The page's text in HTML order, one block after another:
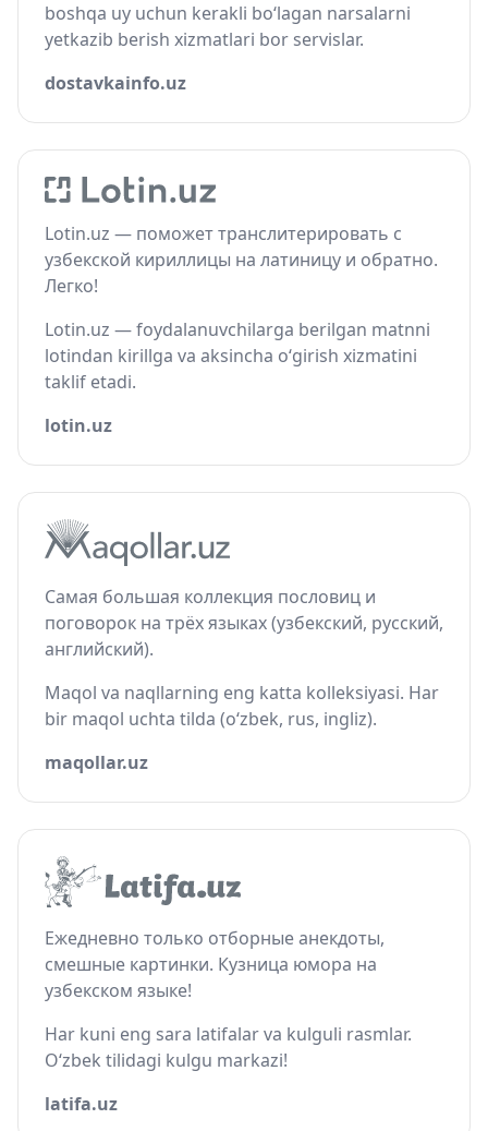
boshqa uy uchun kerakli bo‘lagan narsalarni
yetkazib berish xizmatlari bor servislar.
dostavkainfo.uz
Lotin.uz — поможет транслитерировать с
узбекской кириллицы на латиницу и обратно.
Легко!
Lotin.uz — foydalanuvchilarga berilgan matnni
lotindan kirillga va aksincha o‘girish xizmatini
taklif etadi.
lotin.uz
Самая большая коллекция пословиц и
поговорок на трёх языках (узбекский, русский,
английский).
Maqol va naqllarning eng katta kolleksiyasi. Har
bir maqol uchta tilda (o‘zbek, rus, ingliz).
maqollar.uz
Ежедневно только отборные анекдоты,
смешные картинки. Кузница юмора на
узбекском языке!
Har kuni eng sara latifalar va kulguli rasmlar.
O‘zbek tilidagi kulgu markazi!
latifa.uz